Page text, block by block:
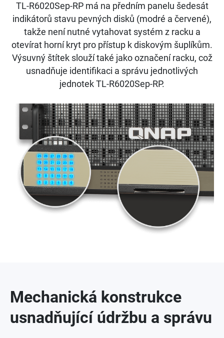
TL-R6020Sep-RP má na předním panelu šedesát
indikátorů stavu pevných disků (modré a červené),
takže není nutné vytahovat systém z racku a
otevírat horní kryt pro přístup k diskovým šuplíkům.
Výsuvný štítek slouží také jako označení racku, což
usnadňuje identifikaci a správu jednotlivých
jednotek TL-R6020Sep-RP.
Mechanická konstrukce
usnadňující údržbu a správu